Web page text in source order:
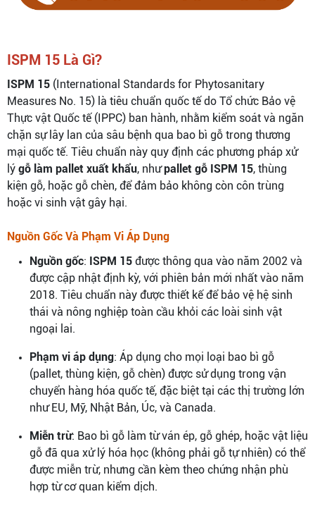
ISPM 15 Là Gì?
ISPM 15 (International Standards for Phytosanitary
Measures No. 15) là tiêu chuẩn quốc tế do Tổ chức Bảo vệ
Thực vật Quốc tế (IPPC) ban hành, nhằm kiểm soát và ngăn
chặn sự lây lan của sâu bệnh qua bao bì gỗ trong thương
mại quốc tế. Tiêu chuẩn này quy định các phương pháp xử
lý gỗ làm pallet xuất khẩu, nhưpallet gỗ ISPM 15, thùng
kiện gỗ, hoặc gỗ chèn, để đảm bảo không còn côn trùng
hoặc vi sinh vật gây hại.
Nguồn Gốc Và Phạm Vi Áp Dụng
Nguồn gốc: ISPM 15 được thông qua vào năm 2002 và
được cập nhật định kỳ, với phiên bản mới nhất vào năm
2018. Tiêu chuẩn này được thiết kế để bảo vệ hệ sinh
thái và nông nghiệp toàn cầu khỏi các loài sinh vật
ngoại lai.
Phạm vi áp dụng: Áp dụng cho mọi loại bao bì gỗ
(pallet, thùng kiện, gỗ chèn) được sử dụng trong vận
chuyển hàng hóa quốc tế, đặc biệt tại các thị trường lớn
như EU, Mỹ, Nhật Bản, Úc, và Canada.
Miễn trừ: Bao bì gỗ làm từ ván ép, gỗ ghép, hoặc vật liệu
gỗ đã qua xử lý hóa học (không phải gỗ tự nhiên) có thể
được miễn trừ, nhưng cần kèm theo chứng nhận phù
hợp từ cơ quan kiểm dịch.